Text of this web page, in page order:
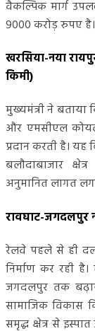
वैकल्पिक मार्ग
9000 करोड़ रुपए है।
खरसिया-नया
किमी)
मुख्यमंत्री ने बताया
और एमसीएल
प्रदान करती है।
बलौदाबाजार
अनुमानित लागत
रावघाट-जगदलपुर
रेलवे पहले से ही
निर्माण कर रही
जगदलपुर तक
सामाजिक विकास
समृद्ध क्षेत्र से